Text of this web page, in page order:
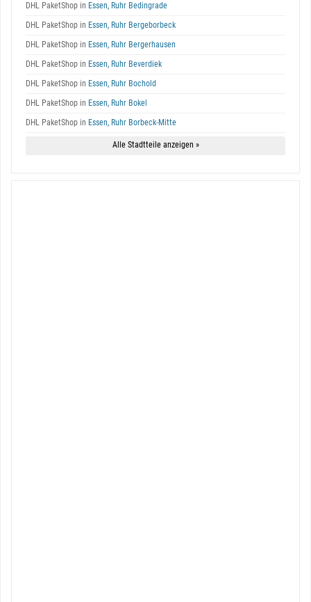
DHL PaketShop in Essen, Ruhr Bedingrade
DHL PaketShop in Essen, Ruhr Bergeborbeck
DHL PaketShop in Essen, Ruhr Bergerhausen
DHL PaketShop in Essen, Ruhr Beverdiek
DHL PaketShop in Essen, Ruhr Bochold
DHL PaketShop in Essen, Ruhr Bokel
DHL PaketShop in Essen, Ruhr Borbeck-Mitte
Alle Stadtteile anzeigen »